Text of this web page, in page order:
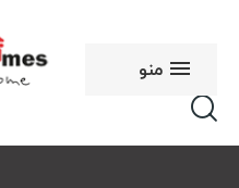
منو